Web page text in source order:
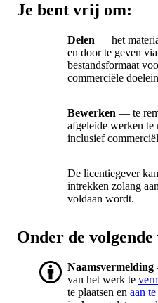
Je bent vrij om:
Delen — het
en door te geven
bestandsformaat
commerciële
Bewerken — te
afgeleide werken te
inclusief
De licentiegever
intrekken zolang
voldaan wordt.
Onder de
Naamsvermelding
van het werk te
te plaatsen en aan